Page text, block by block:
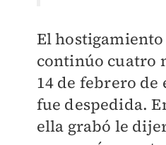
El
continúo cuatro
14 de febrero de
fue despedida.
ella grabó le